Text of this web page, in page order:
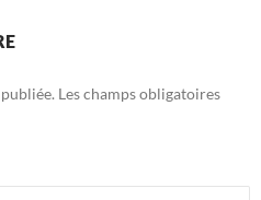
Les champs obligatoires